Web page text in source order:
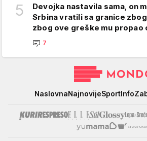
5
Devojka nastavila sama, on
Srbina vratili sa granice
zbog ove greške mu propao
7
NaslovnaNajnovijeSportInfo